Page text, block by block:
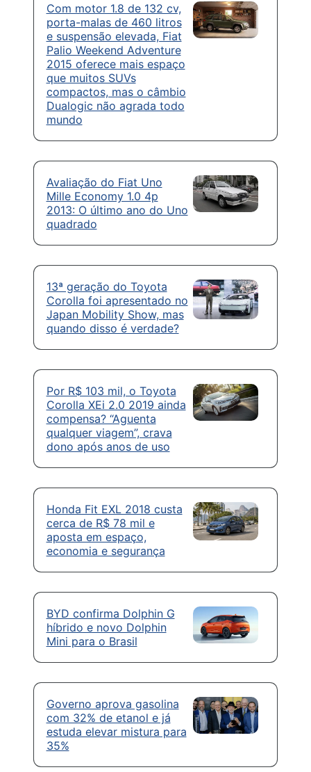
Com motor 1.8 de 132 cv,
porta-malas de 460 litros
e suspensão elevada, Fiat
Palio Weekend Adventure
2015 oferece mais espaço
que muitos SUVs
compactos, mas o câmbio
Dualogic não agrada todo
mundo
Avaliação do Fiat Uno
Mille Economy 1.0 4p
2013: O último ano do Uno
quadrado
13ª geração do Toyota
Corolla foi apresentado no
Japan Mobility Show, mas
quando disso é verdade?
Por R$ 103 mil, o Toyota
Corolla XEi 2.0 2019 ainda
compensa? “Aguenta
qualquer viagem”, crava
dono após anos de uso
Honda Fit EXL 2018 custa
cerca de R$ 78 mil e
aposta em espaço,
economia e segurança
BYD confirma Dolphin G
híbrido e novo Dolphin
Mini para o Brasil
Governo aprova gasolina
com 32% de etanol e já
estuda elevar mistura para
35%